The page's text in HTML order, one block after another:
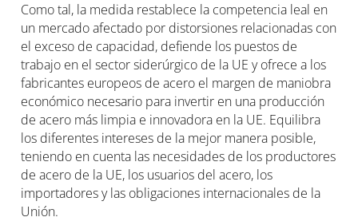
Como tal, la medida restablece la competencia leal en
un mercado afectado por distorsiones relacionadas con
el exceso de capacidad, defiende los puestos de
trabajo en el sector siderúrgico de la UE y ofrece a los
fabricantes europeos de acero el margen de maniobra
económico necesario para invertir en una producción
de acero más limpia e innovadora en la UE. Equilibra
los diferentes intereses de la mejor manera posible,
teniendo en cuenta las necesidades de los productores
de acero de la UE, los usuarios del acero, los
importadores y las obligaciones internacionales de la
Unión.